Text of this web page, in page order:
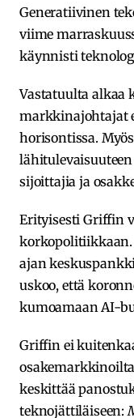
Generatiivinen
viime
käynnisti
Vastatuulta alkaa
markkinajohtajat
horisontissa.
sijoittajia ja
Erityisesti Griffin
korkopolitiikkaan.
ajan
uskoo, että
kumoamaan AI-
Griffin ei
keskittää
teknojättiläiseen: